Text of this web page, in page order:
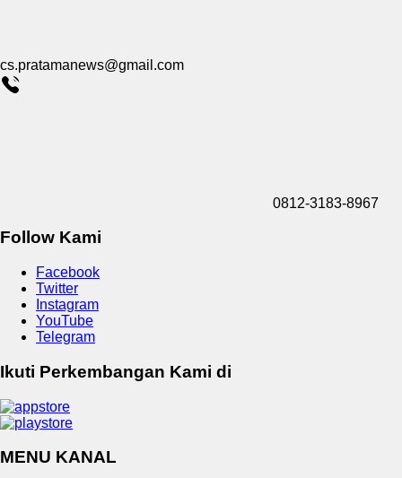
cs.pratamanews@gmail.com
0812-3183-8967
Follow Kami
Facebook
Twitter
Instagram
YouTube
Telegram
Ikuti Perkembangan Kami di
MENU KANAL